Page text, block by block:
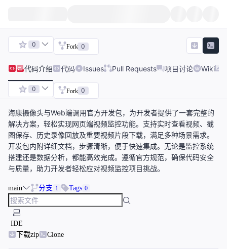
0 Fork 0
代码介绍 代码 Issues Pull Requests 项目讨论 Wiki
0 Fork 0
海康摄像头与Web端调用官方开发包，为开发者提供了一套完整的
解决方案，轻松实现网页端视频监控功能。支持实时查看视频、截
图保存、历史录像回放及重要视频片段下载，满足多种场景需求。
开发包内附详细文档，步骤清晰，便于快速集成。无论是监控系统
搭建还是数据分析，都能高效完成。遵循官方规范，确保代码安全
与质量，助力开发者轻松应对视频监控项目挑战。
main 分支 1 Tags 0
IDE
下载zip
Clone